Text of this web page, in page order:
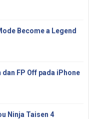
Become a Legend
dan FP Off pada iPhone
Ninja Taisen 4